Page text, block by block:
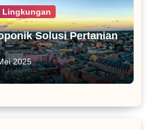
Lingkungan
Solusi Pertanian
2025